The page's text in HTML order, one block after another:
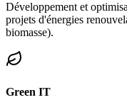
Développement et
projets d'énergies
biomasse).
Green IT